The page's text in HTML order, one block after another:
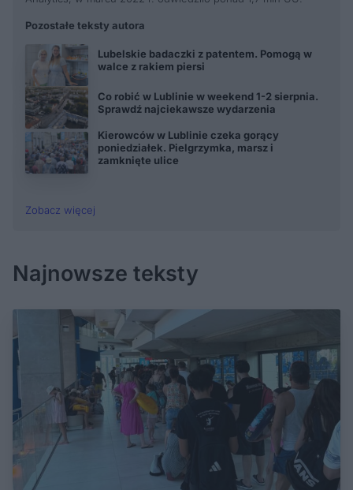
Pozostałe teksty autora
Lubelskie badaczki z patentem. Pomogą w
walce z rakiem piersi
Co robić w Lublinie w weekend 1-2 sierpnia.
Sprawdź najciekawsze wydarzenia
Kierowców w Lublinie czeka gorący
poniedziałek. Pielgrzymka, marsz i
zamknięte ulice
Zobacz więcej
Najnowsze teksty